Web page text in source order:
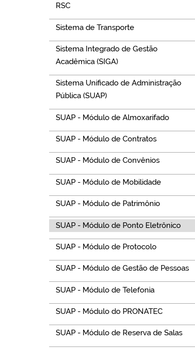
RSC
Sistema de Transporte
Sistema Integrado de Gestão
Acadêmica (SIGA)
Sistema Unificado de Administração
Pública (SUAP)
SUAP - Módulo de Almoxarifado
SUAP - Módulo de Contratos
SUAP - Módulo de Convênios
SUAP - Módulo de Mobilidade
SUAP - Módulo de Patrimônio
SUAP - Módulo de Ponto Eletrônico
SUAP - Módulo de Protocolo
SUAP - Módulo de Gestão de Pessoas
SUAP - Módulo de Telefonia
SUAP - Módulo do PRONATEC
SUAP - Módulo de Reserva de Salas